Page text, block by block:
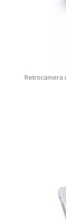
Retrocamera